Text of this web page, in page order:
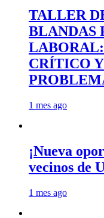
TALLER
BLANDAS
CRÍTICO
1 mes ago
¡Nueva
vecinos de
1 mes ago